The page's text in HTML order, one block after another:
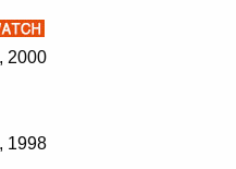
2000
1998